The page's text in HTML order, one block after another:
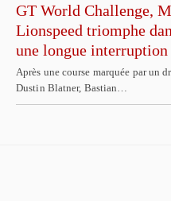
GT World Challenge,
Lionspeed triomphe
une longue interruption
Après une course marquée par un
Dustin Blatner, Bastian…